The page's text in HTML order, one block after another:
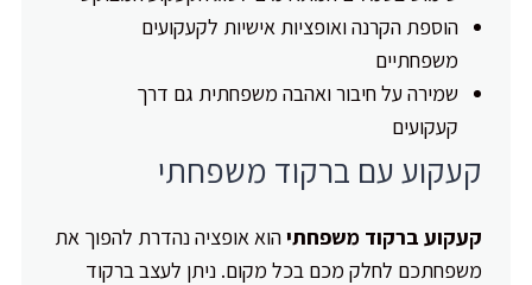
הוספת הקרנה ואופציות אישיות לקעקועים
משפחתיים
שמירה על חיבור ואהבה משפחתית גם דרך
קעקועים
קעקוע עם ברקוד משפחתי
קעקוע ברקוד משפחתיהוא אופציה נהדרת להפוך את
משפחתכם לחלק מכם בכל מקום. ניתן לעצב ברקוד